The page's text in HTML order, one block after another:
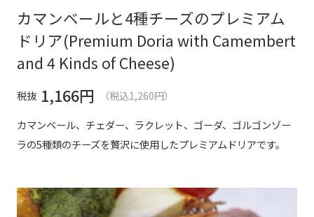
カマンベールと4種チーズのプレミアム
ドリア(Premium Doria with Camembert
and 4 Kinds of Cheese)
税抜 1,166円
（税込1,260円）
カマンベール、チェダー、ラクレット、ゴーダ、ゴルゴンゾー
ラの5種類のチーズを贅沢に使用したプレミアムドリアです。